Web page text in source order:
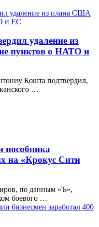
удаление из
пунктов о НАТО и
Кошта подтвердил,
…
на «Крокус Сити
по данным «Ъ»,
боевого …